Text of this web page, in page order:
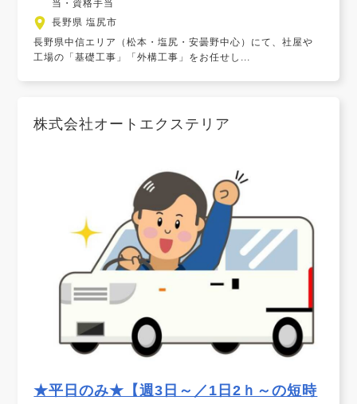
当・資格手当
長野県 塩尻市
長野県中信エリア（松本・塩尻・安曇野中心）にて、社屋や
工場の「基礎工事」「外構工事」をお任せし...
株式会社オートエクステリア
★平日のみ★【週3日～／1日2ｈ～の短時